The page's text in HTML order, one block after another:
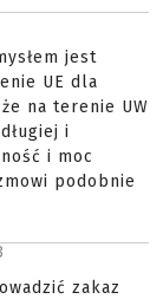
jest
UE dla
na terenie UW
i
i moc
podobnie
zakaz